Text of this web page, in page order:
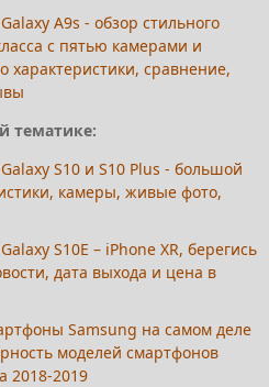
A9s - обзор стильного
с пятью камерами и
характеристики, сравнение,
тематике:
S10 и S10 Plus - большой
камеры, живые фото,
S10E – iPhone XR, берегись
дата выхода и цена в
Samsung на самом деле
моделей смартфонов
2018-2019